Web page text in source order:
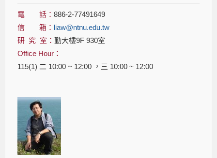
電 話：886-2-77491649
信 箱： liaw@ntnu.edu.tw
研 究 室：勤大樓9F 930室
Office Hour：
115(1) 二 10:00 ~ 12:00 ，三 10:00 ~ 12:00